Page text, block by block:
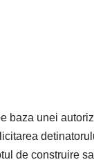
baza unei
de construire